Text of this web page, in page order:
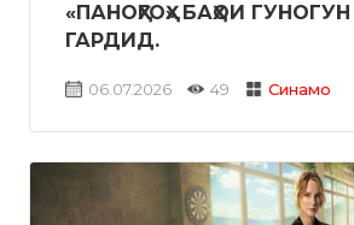
06.07.2026 49 Синамо
«ПАНОҲГОҲ» БАҲОИ
ГАРДИД.